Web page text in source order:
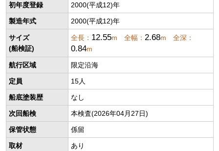
初年度登録 2000(平成12)年
製造年式 2000(平成12)年
サイズ
(船検証)
全長： 12.55m 全幅： 2.68m 全深：
0.84m
航行区域 限定沿海
定員 15人
船底塗装歴 なし
次回船検 本検査(2026年04月27日)
保管状態 係留
取材 あり